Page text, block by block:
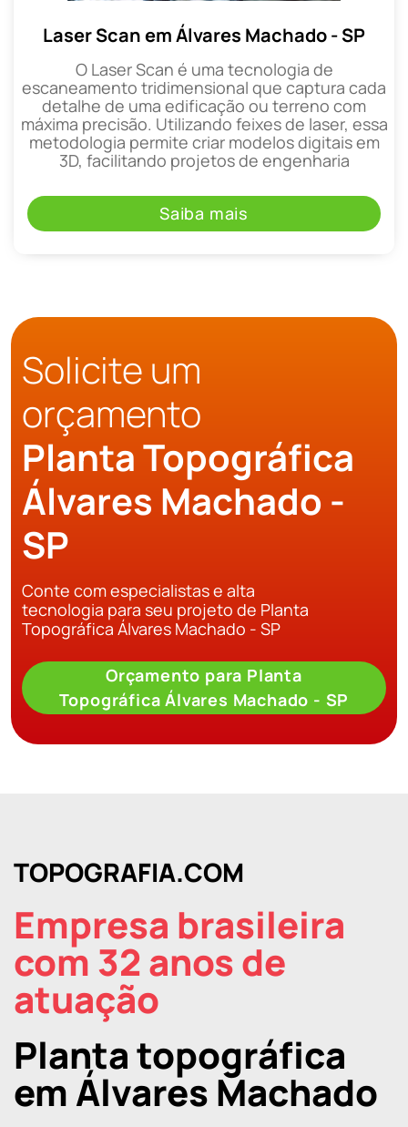
Laser Scan em Álvares Machado - SP
O Laser Scan é uma tecnologia de
escaneamento tridimensional que captura cada
detalhe de uma edificação ou terreno com
máxima precisão. Utilizando feixes de laser, essa
metodologia permite criar modelos digitais em
3D, facilitando projetos de engenharia
Saiba mais
Solicite um
orçamento
Planta Topográfica
Álvares Machado -
SP
Conte com especialistas e alta
tecnologia para seu projeto de Planta
Topográfica Álvares Machado - SP
Orçamento para Planta
Topográfica Álvares Machado - SP
TOPOGRAFIA.COM
Empresa brasileira
com 32 anos de
atuação
Planta topográfica
em Álvares Machado